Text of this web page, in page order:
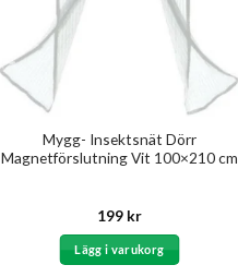
Mygg- Insektsnät Dörr
Magnetförslutning Vit 100×210 cm
199 kr
Lägg i varukorg